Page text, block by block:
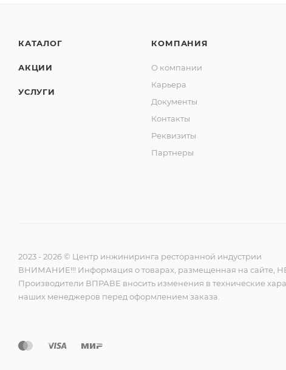
КАТАЛОГ
АКЦИИ
УСЛУГИ
КОМПАНИЯ
О компании
Карьера
Документы
Контакты
Реквизиты
Партнеры
2023 - 2026 © Центр инжиниринга ресторанной индустрии
ВНИМАНИЕ!!! Информация о товарах, размещенная на сайте,
Производители ВПРАВЕ вносить изменения в технические
наших менеджеров перед оформлением заказа.